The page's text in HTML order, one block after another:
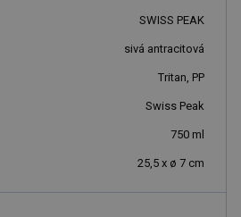
SWISS PEAK
sivá antracitová
Tritan, PP
Swiss Peak
750 ml
25,5 x ø 7 cm